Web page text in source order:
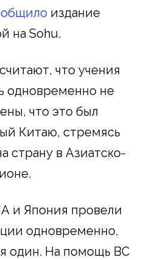
издание
на Sohu.
что учения
одновременно не
что это был
Китаю, стремясь
страну в Азиатско-
и Япония провели
одновременно,
один. На помощь ВС